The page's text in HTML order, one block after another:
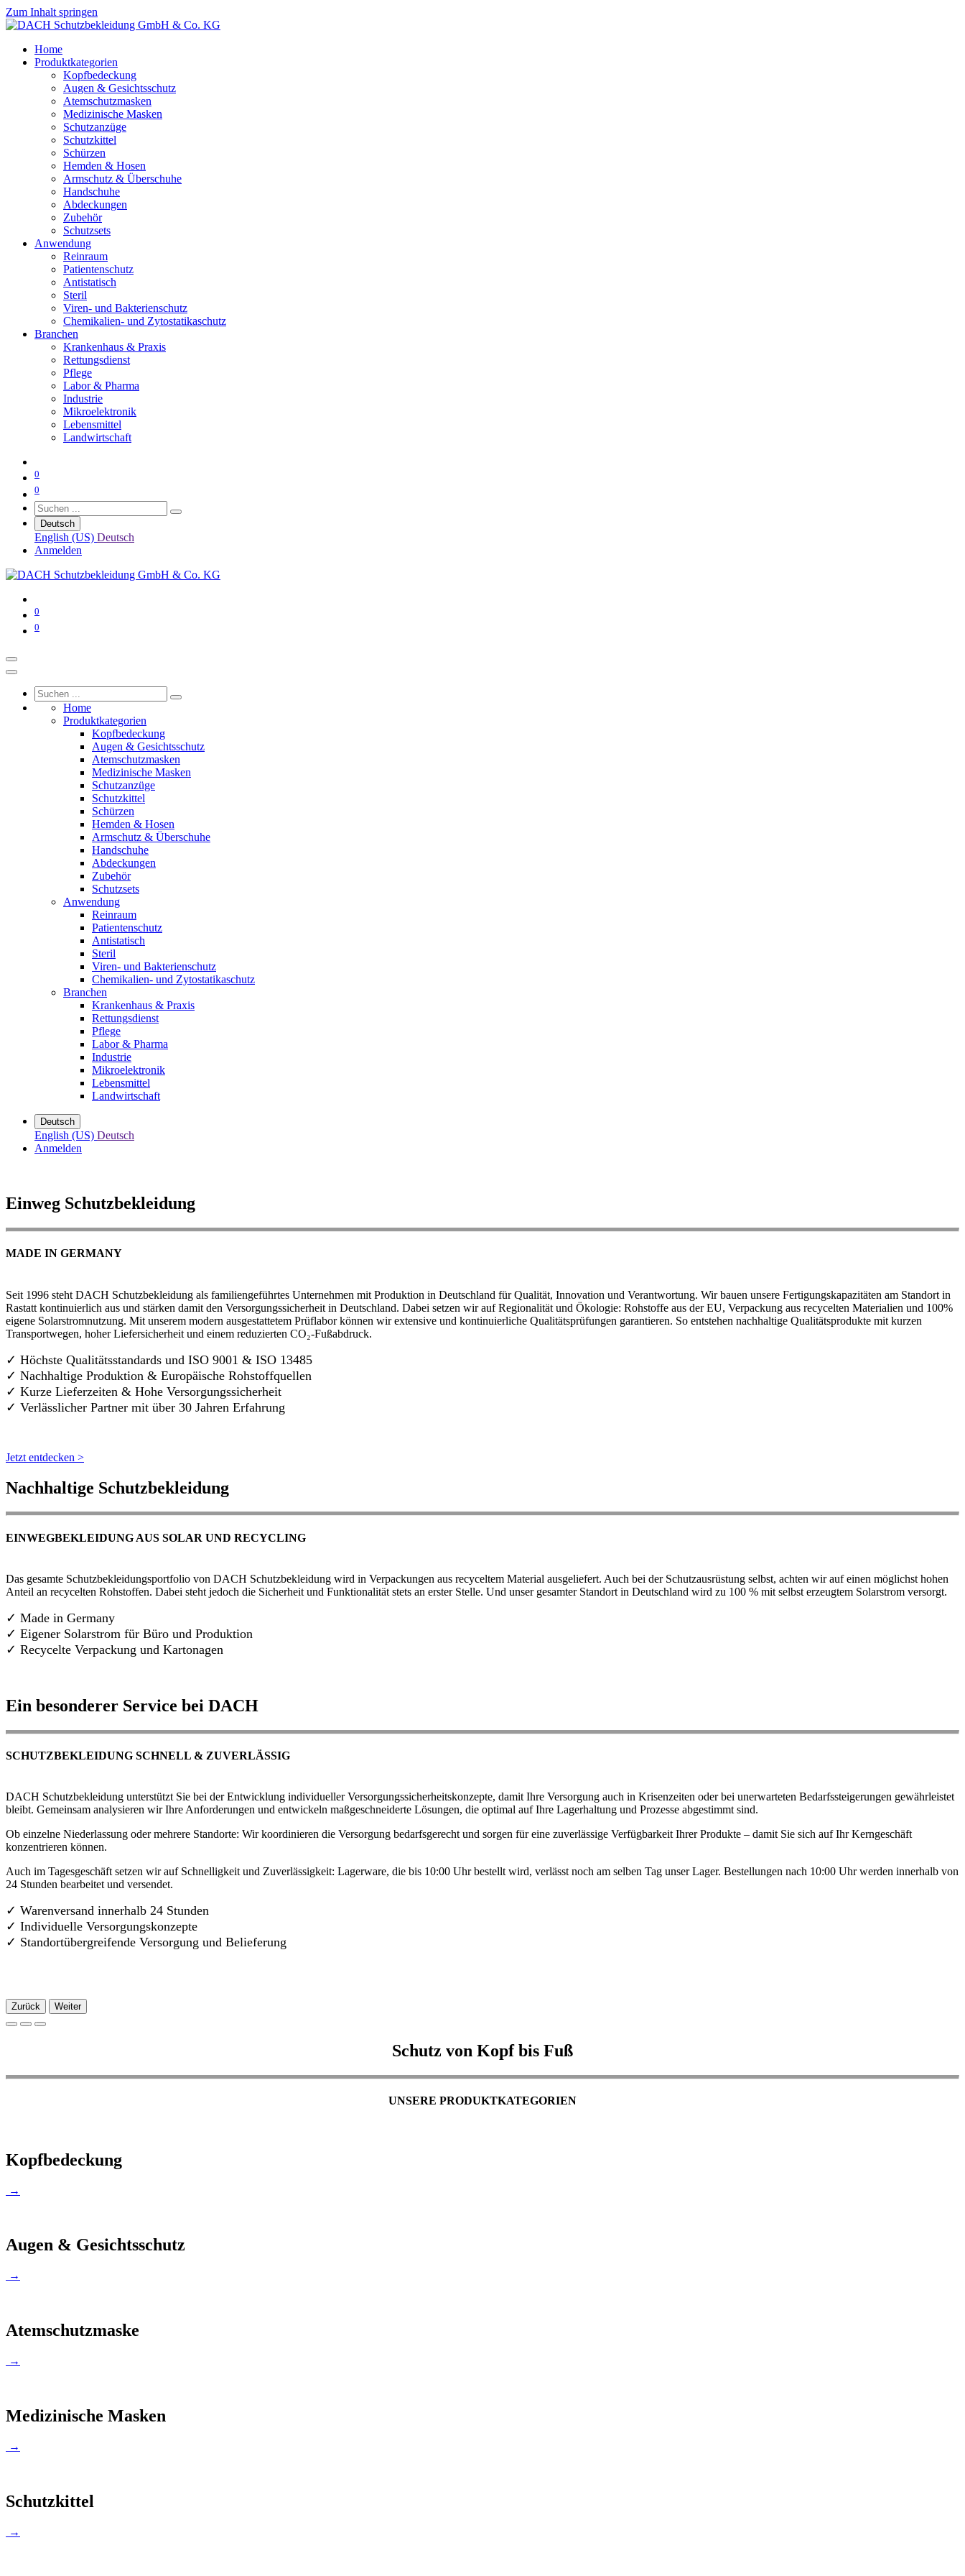
Zum Inhalt springen
Home
Produktkategorien
Kopfbedeckung
Augen & Gesichtsschutz
Atemschutzmasken
Medizinische Masken
Schutzanzüge
Schutzkittel
Schürzen
Hemden & Hosen
Armschutz & Überschuhe
Handschuhe
Abdeckungen
Zubehör
Schutzsets
Anwendung
Reinraum
Patientenschutz
Antistatisch
Steril
Viren- und Bakterienschutz
Chemikalien- und Zytostatikaschutz
Branchen
Krankenhaus & Praxis
Rettungsdienst
Pflege
Labor & Pharma
Industrie
Mikroelektronik
Lebensmittel
Landwirtschaft
0
0
Deutsch
English (US) Deutsch
Anmelden
0
0
Home
Produktkategorien
Kopfbedeckung
Augen & Gesichtsschutz
Atemschutzmasken
Medizinische Masken
Schutzanzüge
Schutzkittel
Schürzen
Hemden & Hosen
Armschutz & Überschuhe
Handschuhe
Abdeckungen
Zubehör
Schutzsets
Anwendung
Reinraum
Patientenschutz
Antistatisch
Steril
Viren- und Bakterienschutz
Chemikalien- und Zytostatikaschutz
Branchen
Krankenhaus & Praxis
Rettungsdienst
Pflege
Labor & Pharma
Industrie
Mikroelektronik
Lebensmittel
Landwirtschaft
Deutsch
English (US) Deutsch
Anmelden
Einweg Schutzbekleidung
MADE IN GERMANY
Seit 1996 steht DACH Schutzbekleidung als familiengeführtes Unternehmen mit Produktion in Deutschland für Qualität, Innovation und Verantwortung. Wir bauen unsere Fertigungskapazitäten am Standort in
Rastatt kontinuierlich aus und stärken damit den Versorgungssicherheit in Deutschland. Dabei setzen wir auf Regionalität und Ökologie: Rohstoffe aus der EU, Verpackung aus recycelten Materialien und 100%
eigene Solarstromnutzung. Mit unserem modern ausgestattetem Prüflabor können wir extensive und kontinuierliche Qualitätsprüfungen garantieren. So entstehen nachhaltige Qualitätsprodukte mit kurzen
Transportwegen, hoher Liefersicherheit und einem reduzierten CO₂-Fußabdruck.
✓ Höchste Qualitätsstandards und ISO 9001 & ISO 13485
✓ Nachhaltige Produktion & Europäische Rohstoffquellen
✓ Kurze Lieferzeiten & Hohe Versorgungssicherheit
✓ Verlässlicher Partner mit über 30 Jahren Erfahrung
Jetzt entdecken >
Nachhaltige Schutzbekleidung
EINWEGBEKLEIDUNG AUS SOLAR UND RECYCLING
Das gesamte Schutzbekleidungsportfolio von DACH Schutzbekleidung wird in Verpackungen aus recyceltem Material ausgeliefert. Auch bei der Schutzausrüstung selbst, achten wir auf einen möglichst hohen
Anteil an recycelten Rohstoffen. Dabei steht jedoch die Sicherheit und Funktionalität stets an erster Stelle. Und unser gesamter Standort in Deutschland wird zu 100 % mit selbst erzeugtem Solarstrom versorgt.
✓ Made in Germany
✓ Eigener Solarstrom für Büro und Produktion
✓ Recycelte Verpackung und Kartonagen
Ein besonderer Service bei DACH
SCHUTZBEKLEIDUNG SCHNELL & ZUVERLÄSSIG
DACH Schutzbekleidung unterstützt Sie bei der Entwicklung individueller Versorgungssicherheitskonzepte, damit Ihre Versorgung auch in Krisenzeiten oder bei unerwarteten Bedarfssteigerungen gewährleistet
bleibt. Gemeinsam analysieren wir Ihre Anforderungen und entwickeln maßgeschneiderte Lösungen, die optimal auf Ihre Lagerhaltung und Prozesse abgestimmt sind.
Ob einzelne Niederlassung oder mehrere Standorte: Wir koordinieren die Versorgung bedarfsgerecht und sorgen für eine zuverlässige Verfügbarkeit Ihrer Produkte – damit Sie sich auf Ihr Kerngeschäft
konzentrieren können.
Auch im Tagesgeschäft setzen wir auf Schnelligkeit und Zuverlässigkeit: Lagerware, die bis 10:00 Uhr bestellt wird, verlässt noch am selben Tag unser Lager. Bestellungen nach 10:00 Uhr werden innerhalb von
24 Stunden bearbeitet und versendet.
✓ Warenversand innerhalb 24 Stunden
✓ Individuelle Versorgungskonzepte
✓ Standortübergreifende Versorgung und Belieferung
Zurück Weiter
Schutz von Kopf bis Fuß
UNSERE PRODUKTKATEGORIEN
Kopfbedeckung
→
Augen & Gesichtsschutz
→
Atemschutzmaske
→
Medizinische Masken
→
Schutzkittel
→